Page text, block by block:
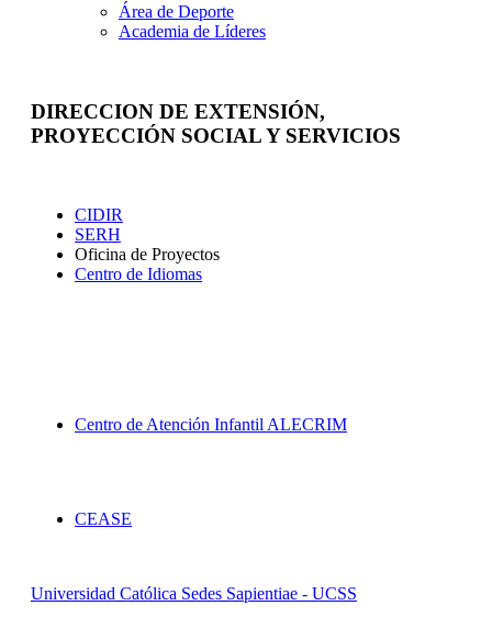
Área de Deporte
Academia de Líderes
DIRECCION DE EXTENSIÓN,
PROYECCIÓN SOCIAL Y SERVICIOS
CIDIR
SERH
Oficina de Proyectos
Centro de Idiomas
Centro de Atención Infantil ALECRIM
CEASE
Universidad Católica Sedes Sapientiae - UCSS